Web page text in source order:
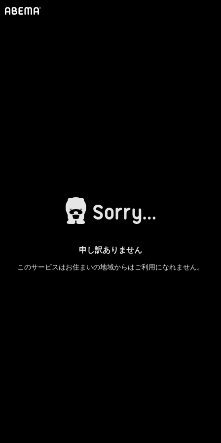
申し訳ありません
このサービスはお住まいの地域からはご利用になれません。